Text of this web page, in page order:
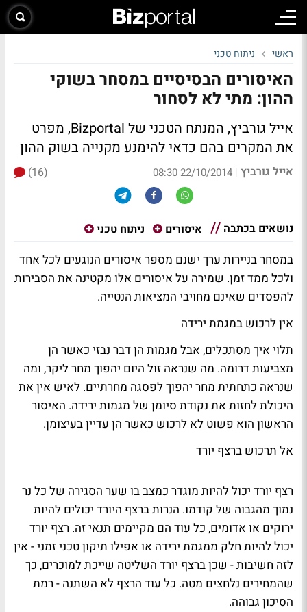
ראשי ניתוח טכני
האיסורים הבסיסיים במסחר בשוקי
ההון: מתי לא לסחור
אייל גורביץ, המנתח הטכני של Bizportal, מפרט
את המקרים בהם כדאי להימנע מקנייה בשוק ההון
אייל גורביץ |
22/10/2014 08:30
(16)
נושאים בכתבה איסורים ניתוח טכני
במסחר בניירות ערך ישנם מספר איסורים הנוגעים לכל אחד
ולכל ממד זמן. שמירה על איסורים אלו מקטינה את הסבירות
להפסדים שאינם מחויבי המציאות הנטייה.
אין לרכוש במגמת ירידה
תלוי איך מסתכלים, אבל מגמות הן דבר נבזי כאשר הן
מצביעות דרומה. מה שנראה זול היום יהפוך מחר ליקר, ומה
שנראה כתחתית מחר יהפוך לפסגה מחרתיים. לאיש אין את
היכולת לחזות את נקודת סיומן של מגמות ירידה. האיסור
הראשון הוא פשוט לא לרכוש כאשר הן עדיין בעיצומן.
אל תרכוש ברצף יורד
רצף יורד יכול להיות מוגדר כמצב בו שער הסגירה של כל נר
נמוך מהגבוה של קודמו. הנרות ברצף היורד יכולים להיות
ירוקים או אדומים, כל עוד הם מקיימים תנאי זה. רצף יורד
יכול להיות חלק ממגמת ירידה או אפילו תיקון טכני זמני - אין
לזה חשיבות - שכן ברצף יורד השליטה שייכת למוכרים, כך
שהמחירים נלחצים מטה. כל עוד הרצף לא השתנה - רמת
הסיכון גבוהה.